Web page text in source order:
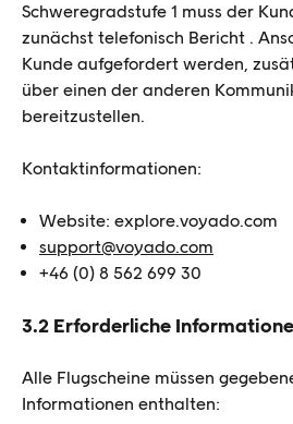
Schweregradstufe 1 muss der
zunächst telefonisch Bericht .
Kunde aufgefordert werden,
über einen der anderen
bereitzustellen.
Kontaktinformationen:
Website: explore.voyado.com
support@voyado.com
+46 (0) 8 562 699 30
3.2 Erforderliche
Alle Flugscheine müssen
Informationen enthalten: